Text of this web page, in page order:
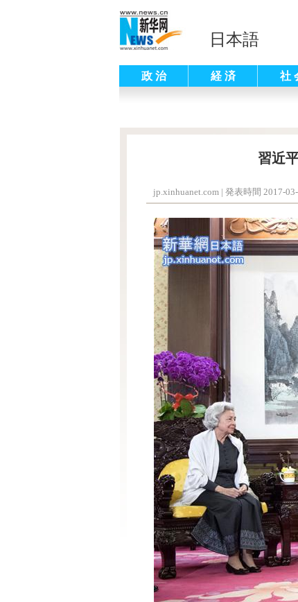
日本語
政 治 経 済 社
習近
jp.xinhuanet.com | 発表時間 2017-